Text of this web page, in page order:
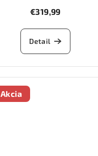
€319,99
Detail
Akcia